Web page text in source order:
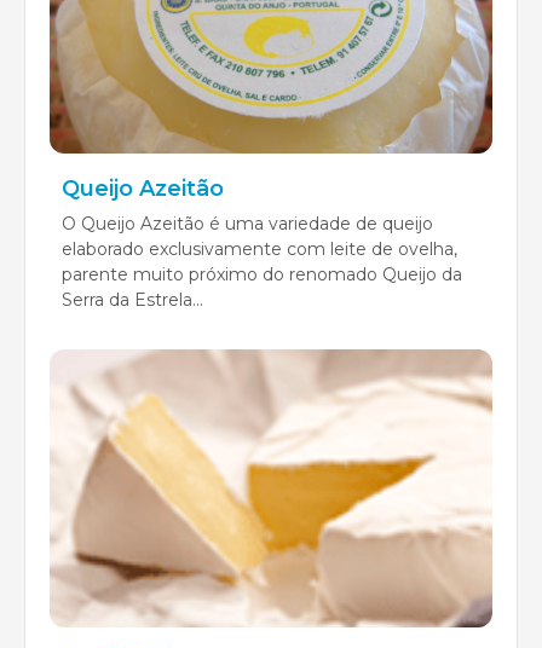
Queijo Azeitão
O Queijo Azeitão é uma variedade de queijo
elaborado exclusivamente com leite de ovelha,
parente muito próximo do renomado Queijo da
Serra da Estrela...